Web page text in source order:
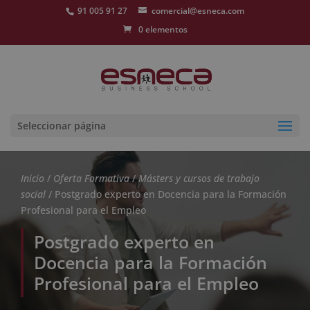
91 005 91 27
comercial@esneca.com
0 elementos
Seleccionar página
Inicio / Oferta Formativa/Másters y cursos de trabajo
social / Postgrado experto en Docencia para la Formación
Profesional para el Empleo
Postgrado experto en
Docencia para la Formación
Profesional para el Empleo